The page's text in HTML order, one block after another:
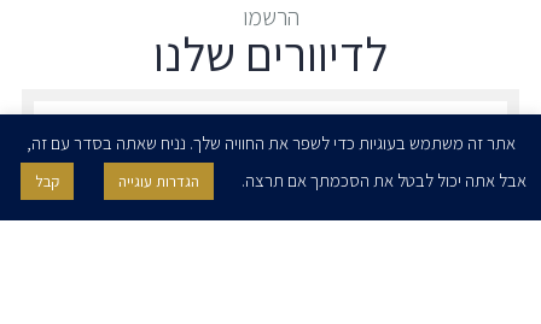
הרשמו
לדיוורים שלנו
אני מאשר/ת בזאת להרצוג, פוקס, נאמן ושות' לשלוח לי ניוזלטרים,
הודעות והזמנות לאירועים וכנסים. אני רשאי/ת לחזור בי מהסכמתי לעיל בכל
אתר זה משתמש בעוגיות כדי לשפר את החוויה שלך. נניח שאתה בסדר עם זה,
אבל אתה יכול לבטל את הסכמתך אם תרצה.
הגדרות עוגייה קבל